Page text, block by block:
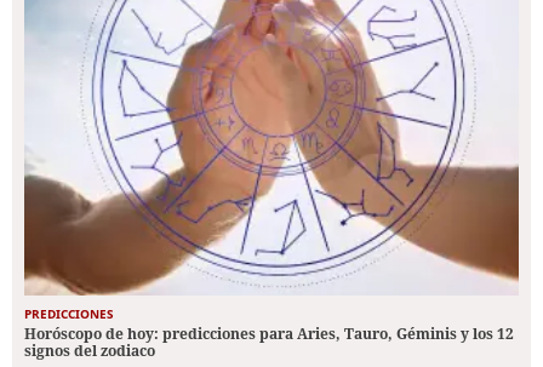
PREDICCIONES
Horóscopo de hoy: predicciones para Aries, Tauro, Géminis y los 12
signos del zodiaco